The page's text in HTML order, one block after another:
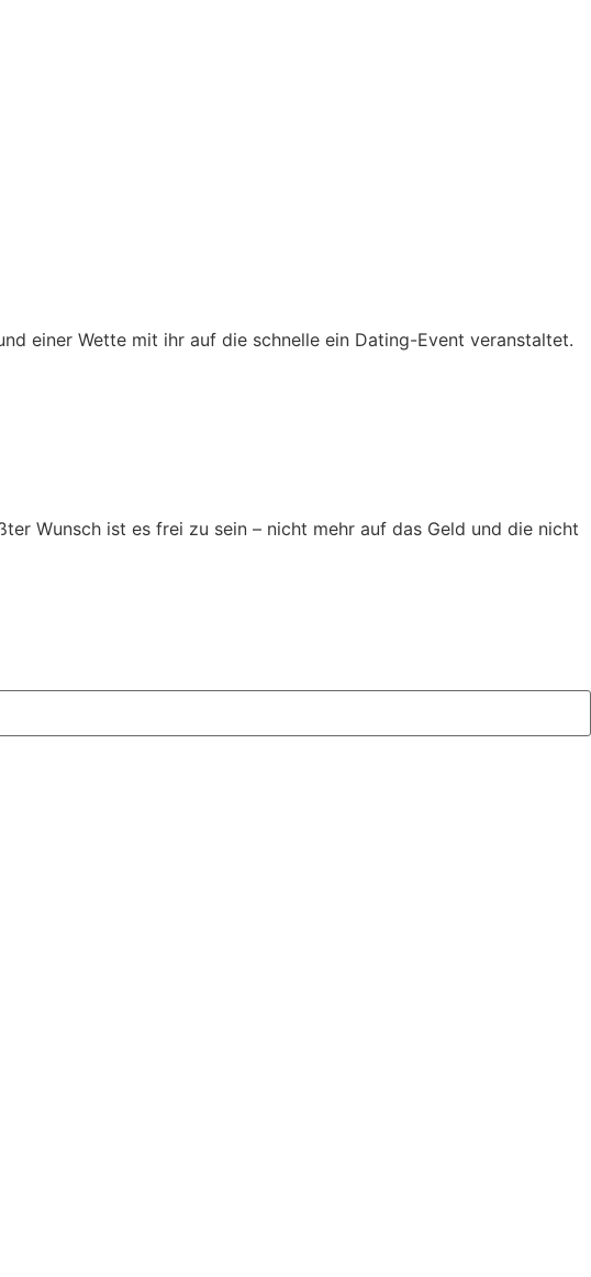
einer Wette mit ihr auf die schnelle ein Dating-Event veranstaltet.
Wunsch ist es frei zu sein – nicht mehr auf das Geld und die nicht